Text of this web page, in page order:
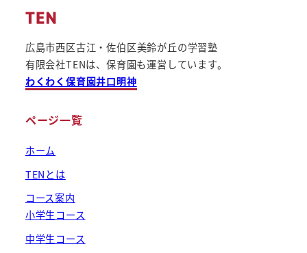
ジ
送
り
広島市西区古江・佐伯区美鈴が丘の学習塾
有限会社TENは、保育園も運営しています。
わくわく保育園井口明神
ページ一覧
ホーム
TENとは
コース案内
小学生コース
中学生コース